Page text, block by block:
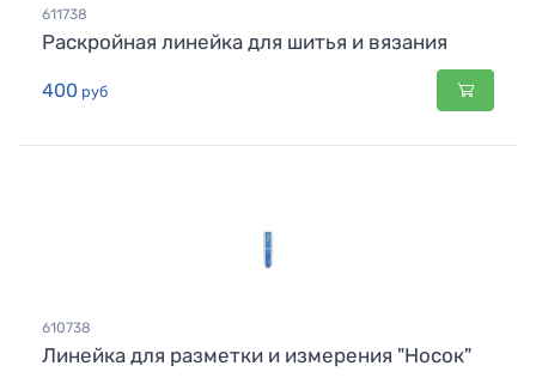
611738
Раскройная линейка для шитья и вязания
400 руб
610738
Линейка для разметки и измерения "Носок"